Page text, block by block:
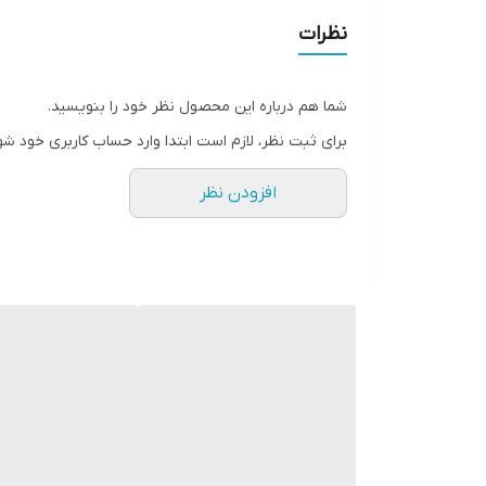
نظرات
شما هم درباره این محصول نظر خود را بنویسید.
برای ثبت نظر، لازم است ابتدا وارد حساب کاربری خود
افزودن نظر